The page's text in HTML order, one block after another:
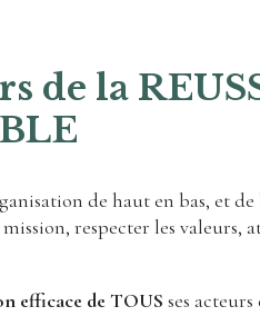
de la
de haut en bas, et de
respecter les valeurs,
efficace de TOUS ses